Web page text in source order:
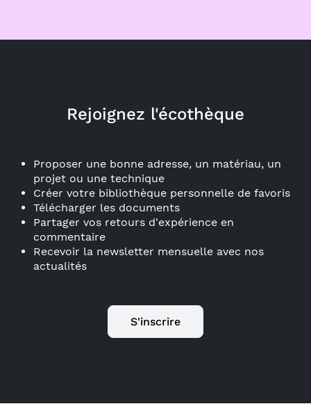
Rejoignez l'écothèque
Proposer une bonne adresse, un matériau, un
projet ou une technique
Créer votre bibliothèque personnelle de favoris
Télécharger les documents
Partager vos retours d'expérience en
commentaire
Recevoir la newsletter mensuelle avec nos
actualités
S'inscrire